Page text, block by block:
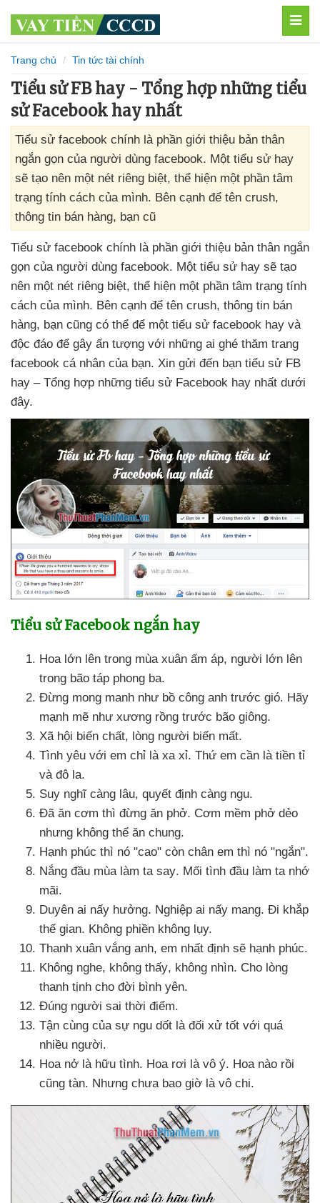
Trang chủ Tin tức tài chính
Tiểu sử FB hay - Tổng hợp những tiểu
sử Facebook hay nhất
Tiểu sử facebook chính là phần giới thiệu bản thân
ngắn gọn của người dùng facebook. Một tiểu sử hay
sẽ tạo nên một nét riêng biệt, thể hiện một phần tâm
trạng tính cách của mình. Bên cạnh để tên crush,
thông tin bán hàng, bạn cũ
Tiểu sử facebook chính là phần giới thiệu bản thân ngắn
gọn của người dùng facebook. Một tiểu sử hay sẽ tạo
nên một nét riêng biệt, thể hiện một phần tâm trạng tính
cách của mình. Bên cạnh để tên crush, thông tin bán
hàng, bạn cũng có thể để một tiểu sử facebook hay và
độc đáo để gây ấn tượng với những ai ghé thăm trang
facebook cá nhân của bạn. Xin gửi đến bạn tiểu sử FB
hay – Tổng hợp những tiểu sử Facebook hay nhất dưới
đây.
Tiểu sử Facebook ngắn hay
Hoa lớn lên trong mùa xuân ấm áp, người lớn lên
trong bão táp phong ba.
Đừng mong manh như bồ công anh trước gió. Hãy
mạnh mẽ như xương rồng trước bão giông.
Xã hội biến chất, lòng người biến mất.
Tình yêu với em chỉ là xa xỉ. Thứ em cần là tiền tỉ
và đô la.
Suy nghĩ càng lâu, quyết định càng ngu.
Đã ăn cơm thì đừng ăn phở. Cơm mềm phở dẻo
nhưng không thể ăn chung.
Hạnh phúc thì nó "cao" còn chân em thì nó "ngắn".
Nắng đầu mùa làm ta say. Mối tình đầu làm ta nhớ
mãi.
Duyên ai nấy hưởng. Nghiệp ai nấy mang. Đi khắp
thế gian. Không phiền không lụy.
Thanh xuân vắng anh, em nhất định sẽ hạnh phúc.
Không nghe, không thấy, không nhìn. Cho lòng
thanh tịnh cho đời bình yên.
Đúng người sai thời điểm.
Tận cùng của sự ngu dốt là đối xử tốt với quá
nhiều người.
Hoa nở là hữu tình. Hoa rơi là vô ý. Hoa nào rồi
cũng tàn. Nhưng chưa bao giờ là vô chi.